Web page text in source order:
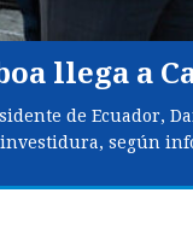
llega a
de Ecuador,
según